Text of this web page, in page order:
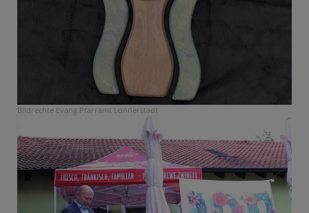
Bildrechte Evang.Pfarramt Lonnerstadt